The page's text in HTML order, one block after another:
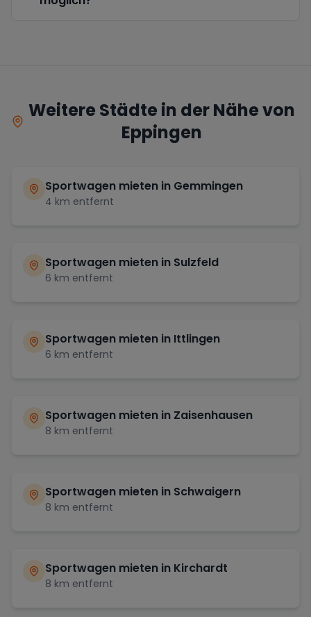
Weitere Städte in der Nähe von
Eppingen
Sportwagen mieten in Gemmingen
4 km entfernt
Sportwagen mieten in Sulzfeld
6 km entfernt
Sportwagen mieten in Ittlingen
6 km entfernt
Sportwagen mieten in Zaisenhausen
8 km entfernt
Sportwagen mieten in Schwaigern
8 km entfernt
Sportwagen mieten in Kirchardt
8 km entfernt